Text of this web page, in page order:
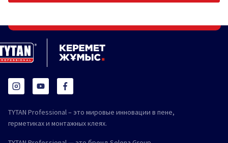
TYTAN Professional – это мировые инновации в пене,
герметиках и монтажных клеях.